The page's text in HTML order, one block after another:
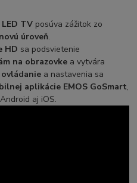
TV posúva zážitok zo
úroveň.
HD sa podsvietenie
na obrazovke a vytvára
ovládanie a nastavenia sa
aplikácie EMOS GoSmart,
aj iOS.